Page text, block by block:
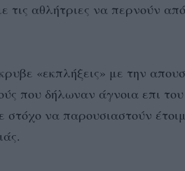
τις αθλήτριες να περνούν
«εκπλήξεις» με την
που δήλωναν άγνοια επι
να παρουσιαστούν